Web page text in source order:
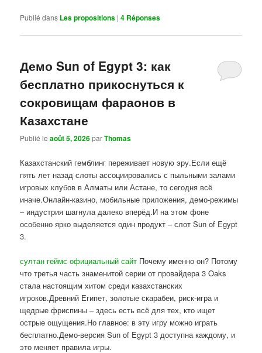
Publié dans Les propositions |4 Réponses
Демо Sun of Egypt 3: как
бесплатно прикоснуться к
сокровищам фараонов в
Казахстане
Publié leaoût 5, 2026parThomas
Казахстанский гемблинг переживает новую эру.Если ещё
пять лет назад слоты ассоциировались с пыльными залами
игровых клубов в Алматы или Астане, то сегодня всё
иначе.Онлайн-казино, мобильные приложения, демо-режимы
– индустрия шагнула далеко вперёд.И на этом фоне
особенно ярко выделяется один продукт – слот Sun of Egypt
3.
султан геймс официальный сайт Почему именно он? Потому
что третья часть знаменитой серии от провайдера 3 Oaks
стала настоящим хитом среди казахстанских
игроков.Древний Египет, золотые скарабеи, риск-игра и
щедрые фриспины – здесь есть всё для тех, кто ищет
острые ощущения.Но главное: в эту игру можно играть
бесплатно.Демо-версия Sun of Egypt 3 доступна каждому, и
это меняет правила игры.